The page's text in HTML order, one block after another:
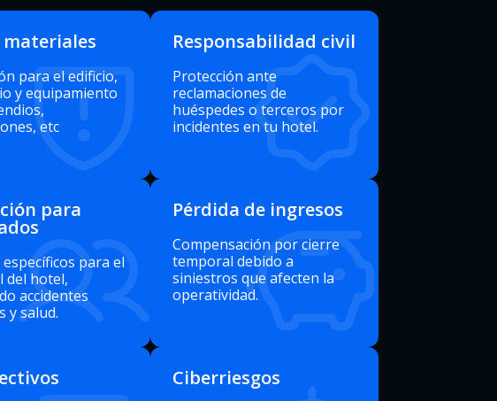
materiales
para el edificio,
y equipamiento
etc
Responsabilidad civil
Protección ante
reclamaciones de
huéspedes o terceros por
incidentes en tu hotel.
para
para el
del hotel,
accidentes
y salud.
Pérdida de ingresos
Compensación por cierre
temporal debido a
siniestros que afecten la
operatividad.
Ciberriesgos